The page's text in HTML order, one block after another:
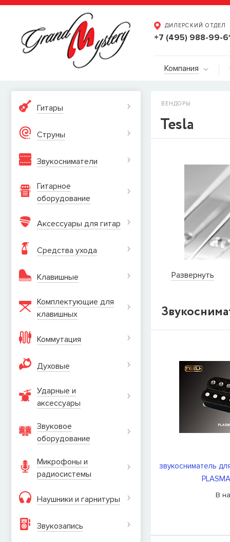
ДИЛЕРСКИЙ ОТДЕЛ
+7 (495) 988-99-
Компания
Гитары
Струны
Звукосниматели
Гитарное
оборудование
Аксессуары для гитар
Средства ухода
Клавишные
Комплектующие для
клавишных
Коммутация
Духовые
Ударные и
аксеcсуары
Звуковое
оборудование
Микрофоны и
радиосистемы
Наушники и гарнитуры
Звукозапись
ВЕНДОРЫ
Tesla
Торговая
конкурирует
лампе Николы
Сегодня
Развернуть
звукосниматель
В